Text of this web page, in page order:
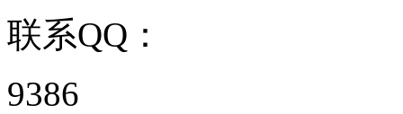
联系QQ：
9386